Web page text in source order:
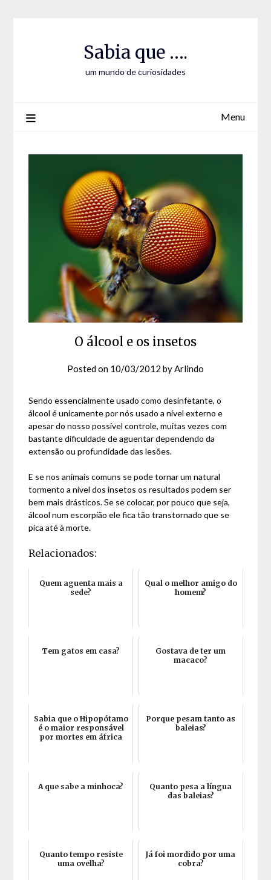
Sabia que ….
um mundo de curiosidades
Menu
O álcool e os insetos
Posted on 10/03/2012 byArlindo
Sendo essencialmente usado como desinfetante, o
álcool é unicamente por nós usado a nível externo e
apesar do nosso possível controle, muitas vezes com
bastante dificuldade de aguentar dependendo da
extensão ou profundidade das lesões.
E se nos animais comuns se pode tornar um natural
tormento a nível dos insetos os resultados podem ser
bem mais drásticos. Se se colocar, por pouco que seja,
álcool num escorpião ele fica tão transtornado que se
pica até à morte.
Relacionados:
Quem aguenta mais a
sede?
Qual o melhor amigo do
homem?
Tem gatos em casa?
Gostava de ter um
macaco?
Sabia que o Hipopótamo
é o maior responsável
por mortes em áfrica
Porque pesam tanto as
baleias?
A que sabe a minhoca?
Quanto pesa a língua
das baleias?
Quanto tempo resiste
uma ovelha?
Já foi mordido por uma
cobra?